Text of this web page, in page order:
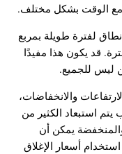
مع الوقت بشكل مختلف.
لفترة طويلة بمربع
قد يكون هذا مفيدًا
ليس للجميع.
والانخفاضات،
استبعاد الكثير من
والمنخفضة يمكن أن
أسعار الإغلاق